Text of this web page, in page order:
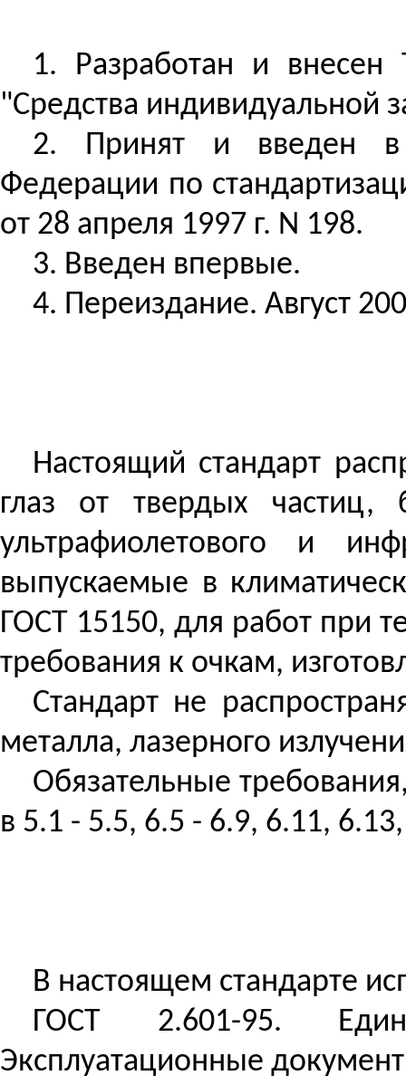
1. Разработан и внесен
"Средства индивидуальной
2. Принят и введен в
Федерации по
от 28 апреля 1997 г. N 198.
3. Введен впервые.
4. Переиздание. Август
Настоящий стандарт
глаз от твердых частиц,
ультрафиолетового и
выпускаемые в
ГОСТ 15150, для работ при
требования к очкам,
Стандарт не
металла, лазерного
Обязательные
в 5.1 - 5.5, 6.5 - 6.9, 6.11,
В настоящем стандарте
ГОСТ 2.601-95.
Эксплуатационные